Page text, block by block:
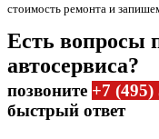
стоимость ремонта и
Есть вопросы
автосервиса?
позвоните +7 (495)
быстрый ответ